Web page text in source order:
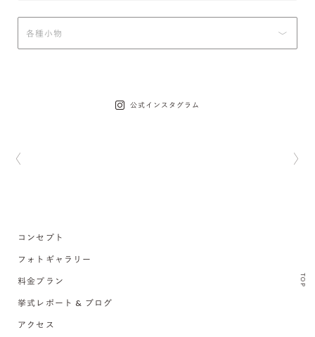
公式インスタグラム
TOP
コンセプト
フォトギャラリー
料金プラン
挙式レポート & ブログ
アクセス